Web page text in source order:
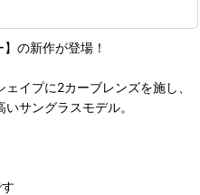
の新作が登場！
イプに2カーブレンズを施し、
サングラスモデル。